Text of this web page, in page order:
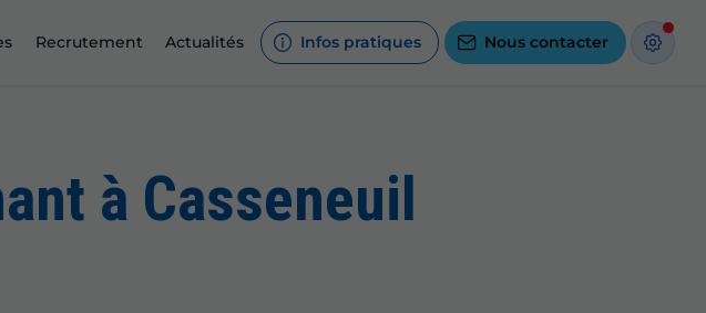
Recrutement Actualités Infos pratiques Nous contacter
à Casseneuil